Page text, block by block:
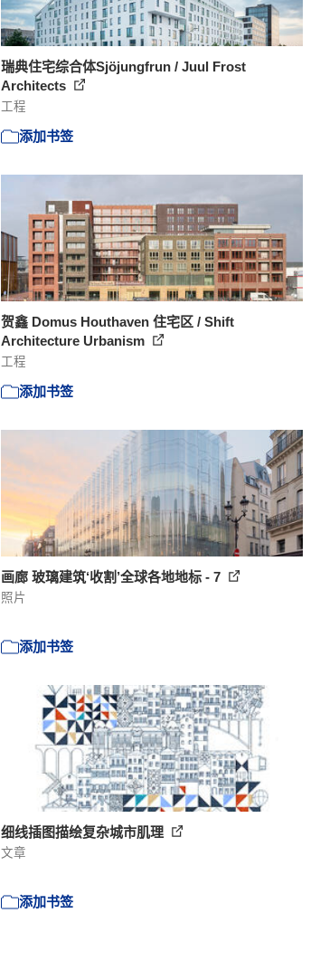
瑞典住宅综合体Sjöjungfrun / Juul Frost
Architects
工程
添加书签
贺鑫 Domus Houthaven 住宅区 / Shift
Architecture Urbanism
工程
添加书签
画廊 玻璃建筑‘收割’全球各地地标 - 7
照片
添加书签
细线插图描绘复杂城市肌理
文章
添加书签